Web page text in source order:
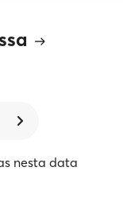
nesta data